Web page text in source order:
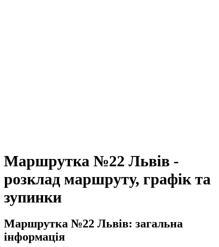
Маршрутка №22 Львів -
розклад маршруту, графік та
зупинки
Маршрутка №22 Львів: загальна
інформація